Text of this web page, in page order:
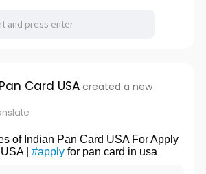
Card USA created a new
of Indian Pan Card USA For Apply
| #applyfor pan card in usa